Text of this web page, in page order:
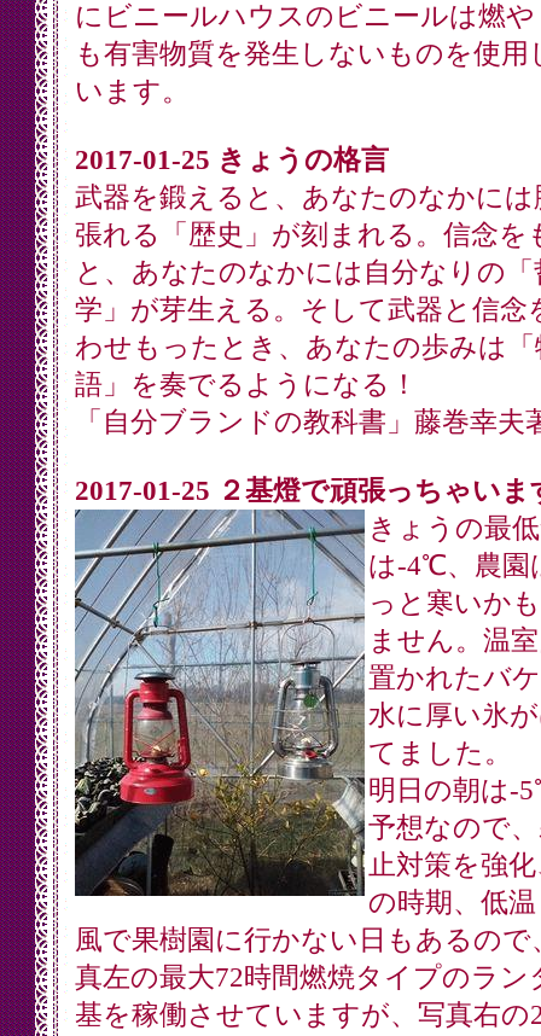
にビニールハウスのビニールは燃
も有害物質を発生しないものを使用
います。
2017-01-25 きょうの格言
武器を鍛えると、あなたのなかには
張れる「歴史」が刻まれる。信念を
と、あなたのなかには自分なりの「
学」が芽生える。そして武器と信念
わせもったとき、あなたの歩みは「
語」を奏でるようになる！
「自分ブランドの教科書」藤巻幸夫
2017-01-25 ２基燈で頑張っちゃいま
きょうの最
は-4℃、農園
っと寒いか
ません。温
置かれたバ
水に厚い氷
てました。
明日の朝は-
予想なので
止対策を強
の時期、低
風で果樹園に行かない日もあるので
真左の最大72時間燃焼タイプのラン
基を稼働させていますが、写真右の